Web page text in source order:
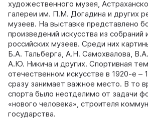
художественного музея,
галереи им. П.М. Догадина и других
музеев. На выставке представлено
произведений искусства из собраний
российских музеев. Среди них
Б.А. Тальберга, А.Н. Самохвалова,
А.Ю. Никича и других. Спортивная
отечественном искусстве в 1920-е –
сразу занимает важное место. В то
спорта было неотделимо от задачи
«нового человека», строителя
государства.